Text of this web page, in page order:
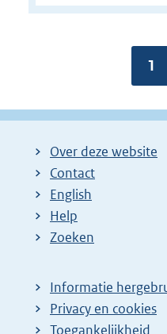
1
Over deze website
Contact
English
Help
Zoeken
Informatie
Privacy en cookies
Toegankelijkheid